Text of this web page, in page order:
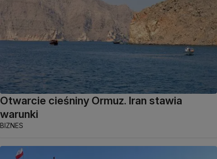
Otwarcie cieśniny Ormuz. Iran stawia
warunki
BIZNES